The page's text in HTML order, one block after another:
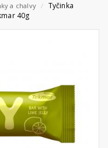
a chalvy / Tyčinka
40g